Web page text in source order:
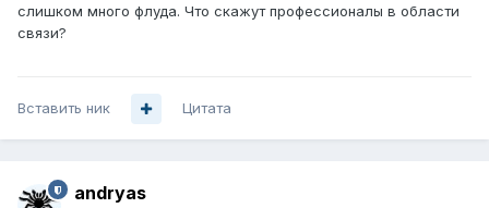
слишком много флуда. Что скажут профессионалы в области
связи?
Вставить ник Цитата
andryas